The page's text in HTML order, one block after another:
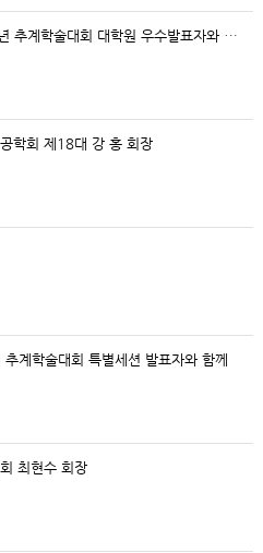
KTAPPI 그룹 인터뷰 10호 : 2025년 추계학술대회 대학원 우수발표자와 함께
학회 제18대 강 홍 회장
계학술대회 특별세션 발표자와 함께
최현수 회장